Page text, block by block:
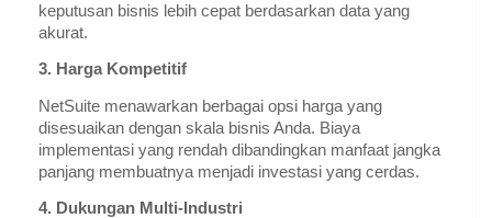
keputusan bisnis lebih cepat berdasarkan data yang
akurat.
3. Harga Kompetitif
NetSuite menawarkan berbagai opsi harga yang
disesuaikan dengan skala bisnis Anda. Biaya
implementasi yang rendah dibandingkan manfaat jangka
panjang membuatnya menjadi investasi yang cerdas.
4. Dukungan Multi-Industri